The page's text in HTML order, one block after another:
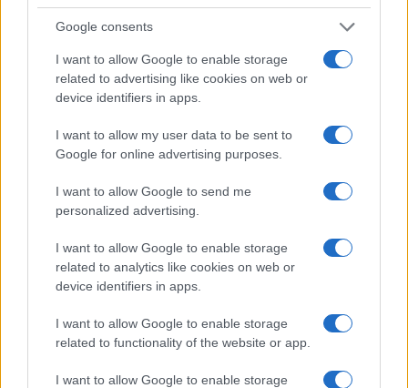
Google consents
I want to allow Google to enable storage
related to advertising like cookies on web or
device identifiers in apps.
I want to allow my user data to be sent to
Google for online advertising purposes.
I want to allow Google to send me
personalized advertising.
I want to allow Google to enable storage
related to analytics like cookies on web or
device identifiers in apps.
I want to allow Google to enable storage
related to functionality of the website or app.
I want to allow Google to enable storage
Ne izbjegavate teretanu i ne krijete da želite jesti
zdravije kada ste u društvu. Što više dobre energije
privlačite, to je veći vaš uticaj na druge. Danas ne
pravite glasne najave. Male, vidljive promjene
Koji od ova četiri znaka je vaš i koja vas je sitnica
komentarima, neko će se sigurno prepoznati u
vašoj priči.